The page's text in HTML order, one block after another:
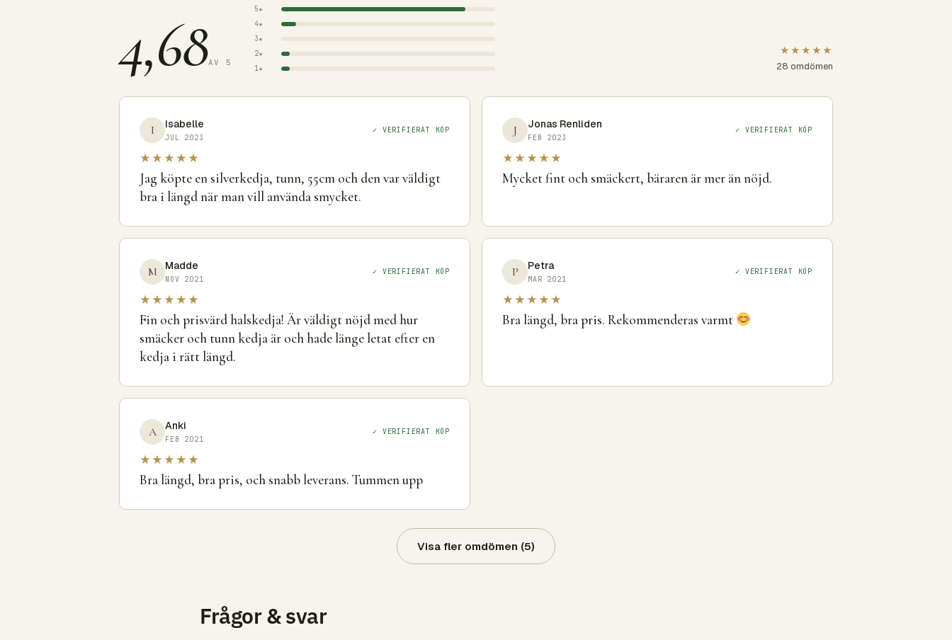
4,68AV 5
5★
4★
3★
2★
1★
★★★★★
28 omdömen
I Isabelle
JUL 2023
✓ VERIFIERAT KÖP
★★★★★
Jag köpte en silverkedja, tunn, 55cm och den var väldigt
bra i längd när man vill använda smycket.
J Jonas Renliden
FEB 2023
✓ VERIFIERAT KÖP
★★★★★
Mycket fint och smäckert, bäraren är mer än nöjd.
M Madde
NOV 2021
✓ VERIFIERAT KÖP
★★★★★
Fin och prisvärd halskedja! Är väldigt nöjd med hur
smäcker och tunn kedja är och hade länge letat efter en
kedja i rätt längd.
P Petra
MAR 2021
✓ VERIFIERAT KÖP
★★★★★
Bra längd, bra pris. Rekommenderas varmt
A Anki
FEB 2021
✓ VERIFIERAT KÖP
★★★★★
Bra längd, bra pris, och snabb leverans. Tummen upp
Visa fler omdömen (5)
Frågor & svar